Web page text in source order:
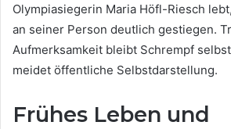
Olympiasiegerin Maria Höfl-Riesch
an seiner Person deutlich gestiegen.
Aufmerksamkeit bleibt Schrempf
meidet öffentliche Selbstdarstellung.
Frühes Leben und